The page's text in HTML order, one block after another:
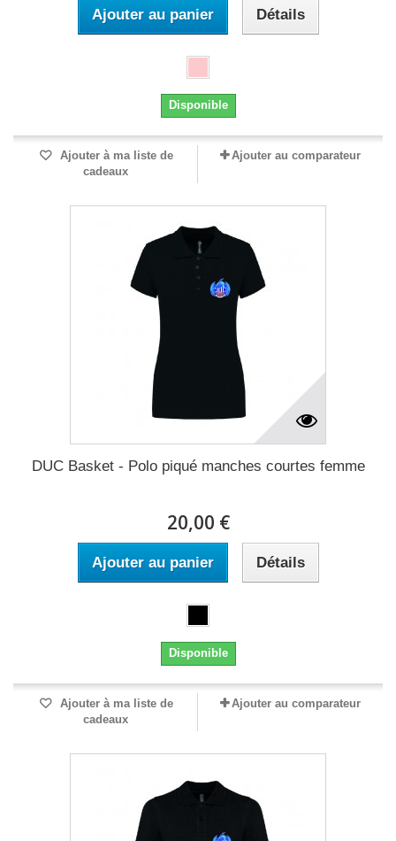
Ajouter au panier Détails
Disponible
Ajouter à ma liste de
cadeaux
Ajouter au comparateur
DUC Basket - Polo piqué manches courtes femme
20,00 €
Ajouter au panier Détails
Disponible
Ajouter à ma liste de
cadeaux
Ajouter au comparateur